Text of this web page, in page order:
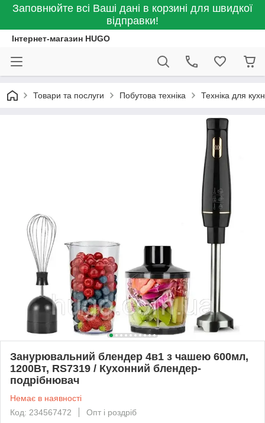
Заповнюйте всі Ваші дані в корзині для швидкої
відправки!
Інтернет-магазин HUGO
Товари та послуги Побутова техніка Техніка для
Занурювальний блендер 4в1 з чашею 600мл,
1200Вт, RS7319 / Кухонний блендер-
подрібнювач
Немає в наявності
Код: 234567472
Опт і роздріб